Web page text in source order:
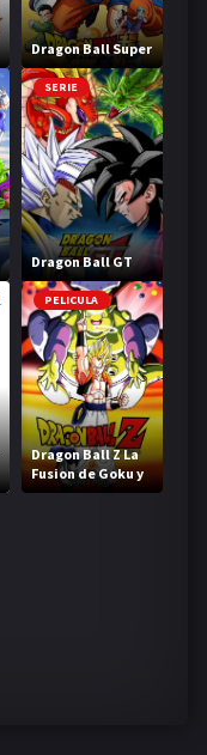
Dragon Ball Super
SERIE
Dragon Ball GT
PELICULA
Dragon Ball Z La
Fusion de Goku y
Vegeta